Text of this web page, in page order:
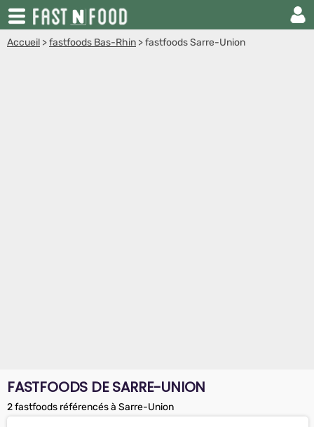
Accueil >fastfoods Bas-Rhin >fastfoods Sarre-Union
FASTFOODS DE SARRE-UNION
2 fastfoods référencés à Sarre-Union